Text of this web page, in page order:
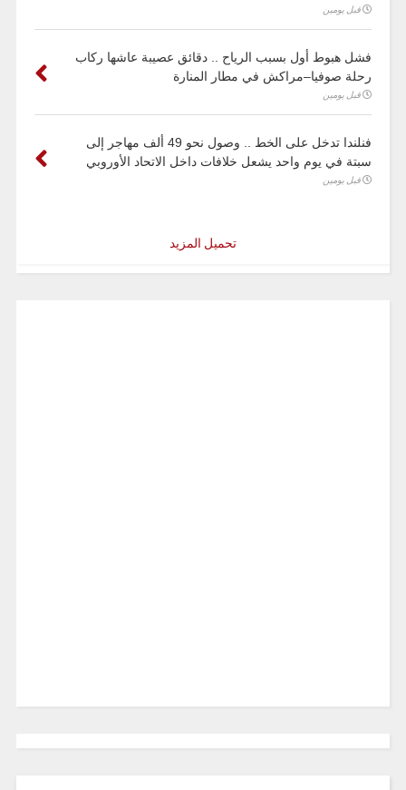
قبل يومين
فشل هبوط أول بسبب الرياح .. دقائق عصيبة عاشها ركاب
رحلة صوفيا–مراكش في مطار المنارة
قبل يومين
فنلندا تدخل على الخط .. وصول نحو 49 ألف مهاجر إلى
سبتة في يوم واحد يشعل خلافات داخل الاتحاد الأوروبي
قبل يومين
تحميل المزيد